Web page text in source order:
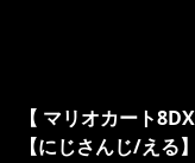
【 マリオカート
【にじさんじ/える